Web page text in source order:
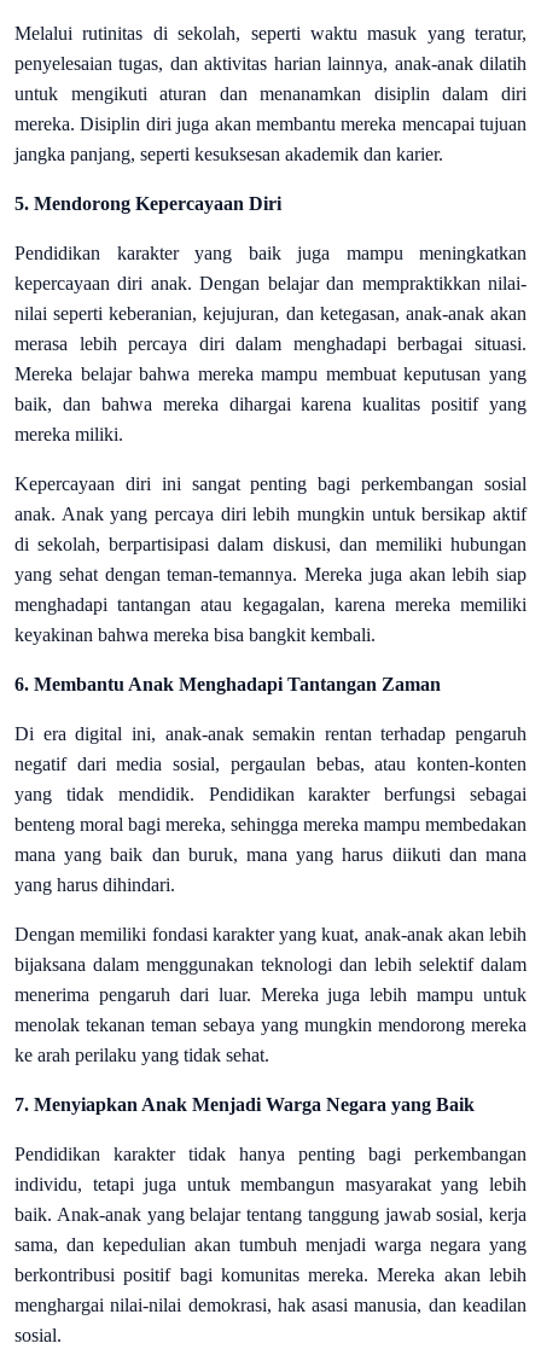
Melalui rutinitas di sekolah, seperti waktu masuk yang teratur,
penyelesaian tugas, dan aktivitas harian lainnya, anak-anak dilatih
untuk mengikuti aturan dan menanamkan disiplin dalam diri
mereka. Disiplin diri juga akan membantu mereka mencapai tujuan
jangka panjang, seperti kesuksesan akademik dan karier.
5. Mendorong Kepercayaan Diri
Pendidikan karakter yang baik juga mampu meningkatkan
kepercayaan diri anak. Dengan belajar dan mempraktikkan nilai-
nilai seperti keberanian, kejujuran, dan ketegasan, anak-anak akan
merasa lebih percaya diri dalam menghadapi berbagai situasi.
Mereka belajar bahwa mereka mampu membuat keputusan yang
baik, dan bahwa mereka dihargai karena kualitas positif yang
mereka miliki.
Kepercayaan diri ini sangat penting bagi perkembangan sosial
anak. Anak yang percaya diri lebih mungkin untuk bersikap aktif
di sekolah, berpartisipasi dalam diskusi, dan memiliki hubungan
yang sehat dengan teman-temannya. Mereka juga akan lebih siap
menghadapi tantangan atau kegagalan, karena mereka memiliki
keyakinan bahwa mereka bisa bangkit kembali.
6. Membantu Anak Menghadapi Tantangan Zaman
Di era digital ini, anak-anak semakin rentan terhadap pengaruh
negatif dari media sosial, pergaulan bebas, atau konten-konten
yang tidak mendidik. Pendidikan karakter berfungsi sebagai
benteng moral bagi mereka, sehingga mereka mampu membedakan
mana yang baik dan buruk, mana yang harus diikuti dan mana
yang harus dihindari.
Dengan memiliki fondasi karakter yang kuat, anak-anak akan lebih
bijaksana dalam menggunakan teknologi dan lebih selektif dalam
menerima pengaruh dari luar. Mereka juga lebih mampu untuk
menolak tekanan teman sebaya yang mungkin mendorong mereka
ke arah perilaku yang tidak sehat.
7. Menyiapkan Anak Menjadi Warga Negara yang Baik
Pendidikan karakter tidak hanya penting bagi perkembangan
individu, tetapi juga untuk membangun masyarakat yang lebih
baik. Anak-anak yang belajar tentang tanggung jawab sosial, kerja
sama, dan kepedulian akan tumbuh menjadi warga negara yang
berkontribusi positif bagi komunitas mereka. Mereka akan lebih
menghargai nilai-nilai demokrasi, hak asasi manusia, dan keadilan
sosial.